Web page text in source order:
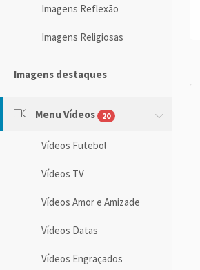
Imagens Reflexão
Imagens Religiosas
Imagens destaques
Menu Vídeos 20
Vídeos Futebol
Vídeos TV
Vídeos Amor e Amizade
Vídeos Datas
Vídeos Engraçados